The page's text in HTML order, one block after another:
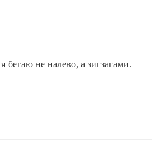
бегаю не налево, а зигзагами.